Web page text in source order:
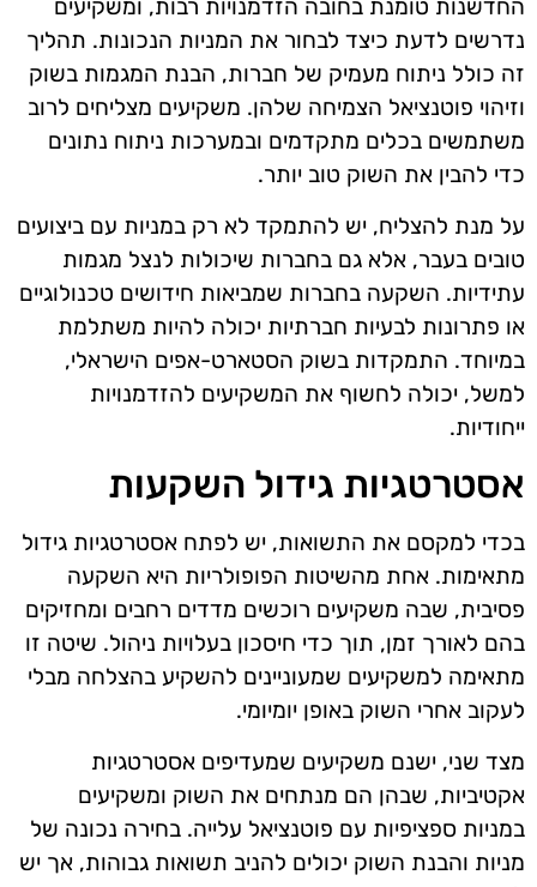
החדשנות טומנת בחובה הזדמנויות רבות, ומשקיעים
נדרשים לדעת כיצד לבחור את המניות הנכונות. תהליך
זה כולל ניתוח מעמיק של חברות, הבנת המגמות בשוק
וזיהוי פוטנציאל הצמיחה שלהן. משקיעים מצליחים לרוב
משתמשים בכלים מתקדמים ובמערכות ניתוח נתונים
כדי להבין את השוק טוב יותר.
על מנת להצליח, יש להתמקד לא רק במניות עם ביצועים
טובים בעבר, אלא גם בחברות שיכולות לנצל מגמות
עתידיות. השקעה בחברות שמביאות חידושים טכנולוגיים
או פתרונות לבעיות חברתיות יכולה להיות משתלמת
במיוחד. התמקדות בשוק הסטארט-אפים הישראלי,
למשל, יכולה לחשוף את המשקיעים להזדמנויות
ייחודיות.
אסטרטגיות גידול השקעות
בכדי למקסם את התשואות, יש לפתח אסטרטגיות גידול
מתאימות. אחת מהשיטות הפופולריות היא השקעה
פסיבית, שבה משקיעים רוכשים מדדים רחבים ומחזיקים
בהם לאורך זמן, תוך כדי חיסכון בעלויות ניהול. שיטה זו
מתאימה למשקיעים שמעוניינים להשקיע בהצלחה מבלי
לעקוב אחרי השוק באופן יומיומי.
מצד שני, ישנם משקיעים שמעדיפים אסטרטגיות
אקטיביות, שבהן הם מנתחים את השוק ומשקיעים
במניות ספציפיות עם פוטנציאל עלייה. בחירה נכונה של
מניות והבנת השוק יכולים להניב תשואות גבוהות, אך יש